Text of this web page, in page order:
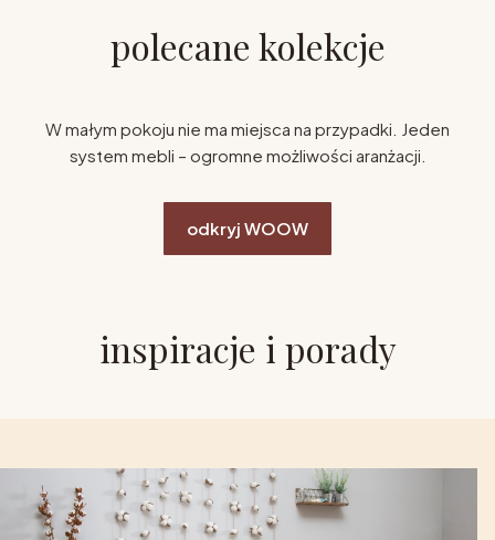
polecane kolekcje
W małym pokoju nie ma miejsca na przypadki. Jeden
system mebli – ogromne możliwości aranżacji.
odkryj WOOW
inspiracje i porady